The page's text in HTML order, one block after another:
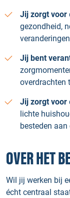
Jij zorgt voor
gezondheid,
Jij bent
overdrachten
Jij zorgt voor
lichte
besteden
OVER HET
Wil jij werken bij
écht centraal